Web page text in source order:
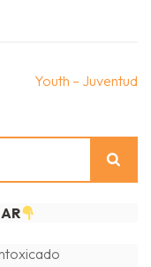
Youth – Juventud